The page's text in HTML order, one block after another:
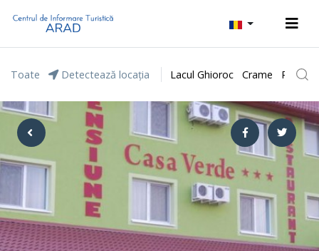
Toate Detectează locația Lacul Ghioroc Crame Parcul